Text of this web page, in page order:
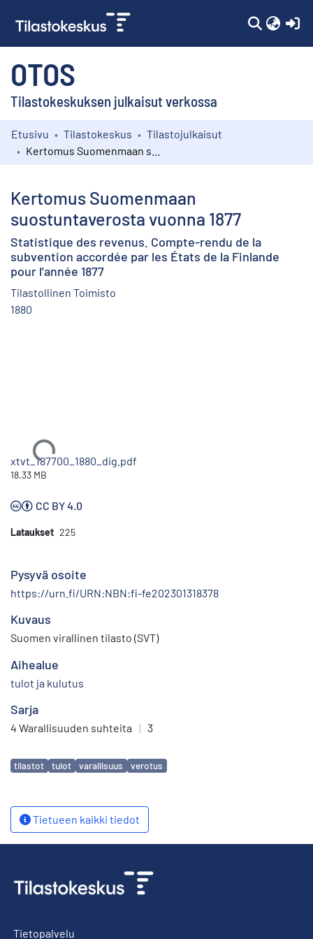
OTOS
Tilastokeskuksen julkaisut verkossa
Kokoelmat
Etusivu Tilastokeskus
Tilastojulkaisut
Kertomus Suomenmaan
suostuntaverosta vuonna 1877
Statistique des revenus. Compte-rendu de la
subvention accordée par les États de la Finlande
pour l'année 1877
Tilastollinen Toimisto
1880
Ladataan...
xtvt_187700_1880_dig.pdf
18.33 MB
CC BY 4.0
Lataukset 225
Pysyvä osoite
https://urn.fi/URN:NBN:fi-fe202301318378
Kuvaus
Suomen virallinen tilasto (SVT)
Aihealue
tulot ja kulutus
Sarja
4 Warallisuuden suhteita | 3
Avainsanat
tilastot tulot varallisuus verotus
Tietueen kaikki tiedot
Tietopalvelu